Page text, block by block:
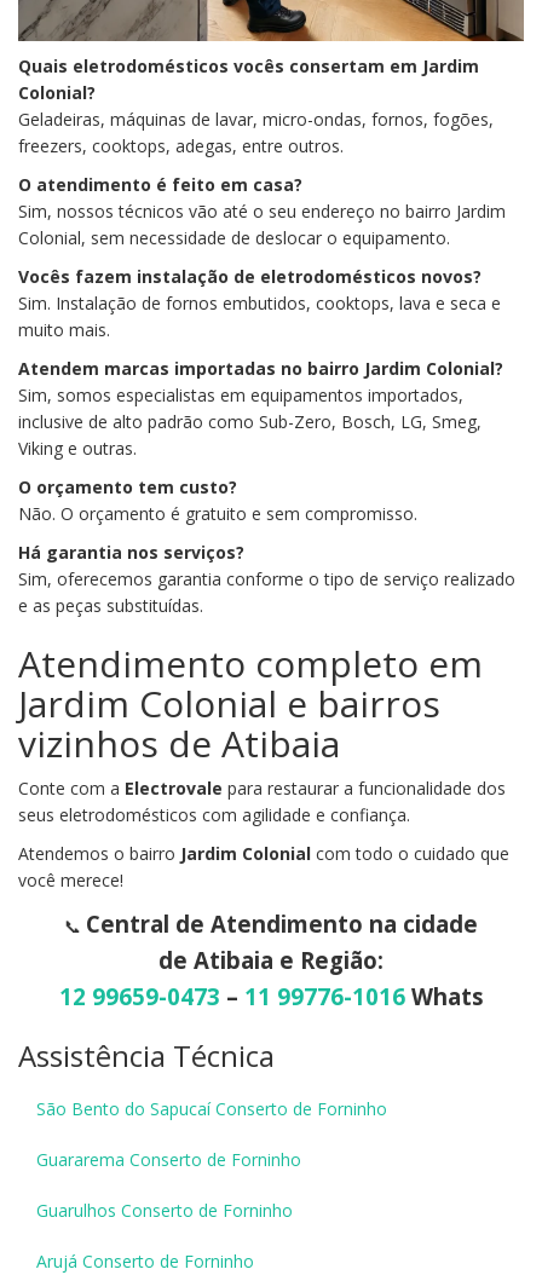
Quais eletrodomésticos vocês consertam em Jardim
Colonial?
Geladeiras, máquinas de lavar, micro-ondas, fornos, fogões,
freezers, cooktops, adegas, entre outros.
O atendimento é feito em casa?
Sim, nossos técnicos vão até o seu endereço no bairro Jardim
Colonial, sem necessidade de deslocar o equipamento.
Vocês fazem instalação de eletrodomésticos novos?
Sim. Instalação de fornos embutidos, cooktops, lava e seca e
muito mais.
Atendem marcas importadas no bairro Jardim Colonial?
Sim, somos especialistas em equipamentos importados,
inclusive de alto padrão como Sub-Zero, Bosch, LG, Smeg,
Viking e outras.
O orçamento tem custo?
Não. O orçamento é gratuito e sem compromisso.
Há garantia nos serviços?
Sim, oferecemos garantia conforme o tipo de serviço realizado
e as peças substituídas.
Atendimento completo em
Jardim Colonial e bairros
vizinhos de Atibaia
Conte com a Electrovale para restaurar a funcionalidade dos
seus eletrodomésticos com agilidade e confiança.
Atendemos o bairro Jardim Colonial com todo o cuidado que
você merece!
📞 Central de Atendimento na cidade
de Atibaia e Região:
12 99659-0473 – 11 99776-1016Whats
Assistência Técnica
São Bento do Sapucaí Conserto de Forninho
Guararema Conserto de Forninho
Guarulhos Conserto de Forninho
Arujá Conserto de Forninho